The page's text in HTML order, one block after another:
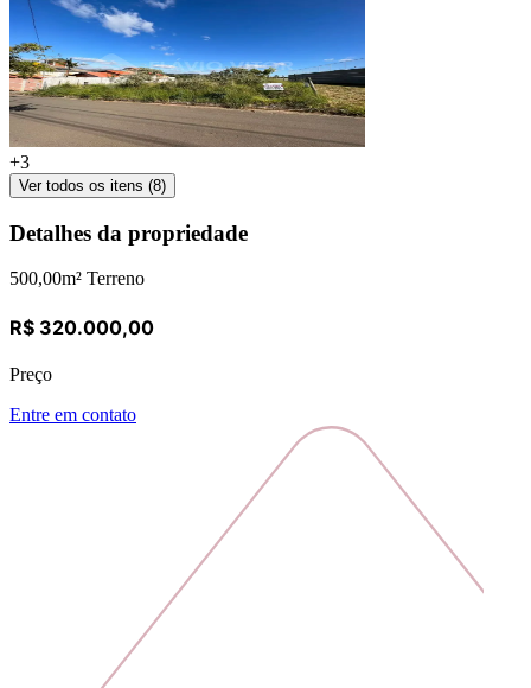
+3
Ver todos os itens (8)
Detalhes da propriedade
500,00m² Terreno
R$ 320.000,00
Preço
Entre em contato